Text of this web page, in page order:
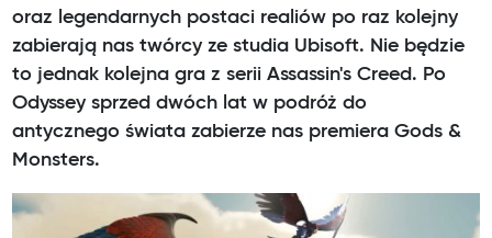
oraz legendarnych postaci realiów po raz kolejny
zabierają nas twórcy ze studia Ubisoft. Nie będzie
to jednak kolejna gra z serii Assassin's Creed. Po
Odyssey sprzed dwóch lat w podróż do
antycznego świata zabierze nas premiera Gods &
Monsters.